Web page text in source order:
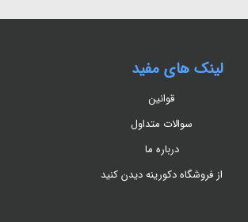
لینک های مفید
قوانین
سوالات متداول
درباره ما
از فروشگاه دکورینه دیدن کنید